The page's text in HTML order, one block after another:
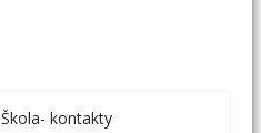
Škola- kontakty